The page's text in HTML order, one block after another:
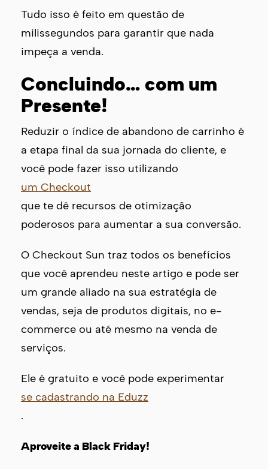
Tudo isso é feito em questão de
milissegundos para garantir que nada
impeça a venda.
Concluindo… com um
Presente!
Reduzir o índice de abandono de carrinho é
a etapa final da sua jornada do cliente, e
você pode fazer isso utilizando
um Checkout
que te dê recursos de otimização
poderosos para aumentar a sua conversão.
O Checkout Sun traz todos os benefícios
que você aprendeu neste artigo e pode ser
um grande aliado na sua estratégia de
vendas, seja de produtos digitais, no e-
commerce ou até mesmo na venda de
serviços.
Ele é gratuito e você pode experimentar
se cadastrando na Eduzz
.
Aproveite a Black Friday!